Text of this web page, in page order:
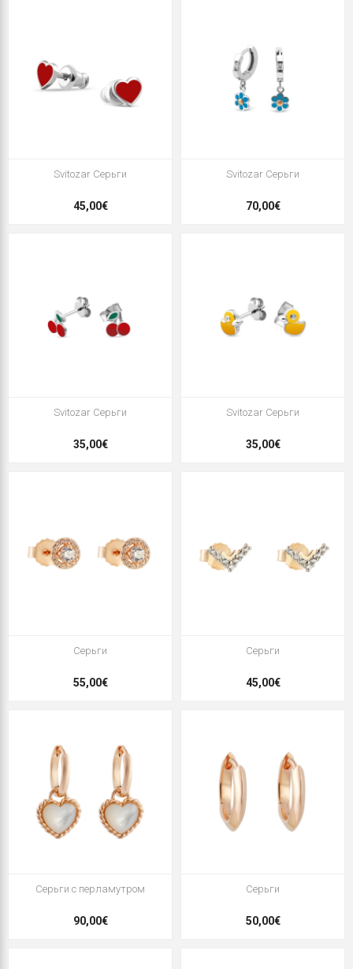
Svitozar Серьги
45,00€
Svitozar Серьги
70,00€
Svitozar Серьги
35,00€
Svitozar Серьги
35,00€
Серьги
55,00€
Серьги
45,00€
Серьги с перламутром
90,00€
Серьги
50,00€